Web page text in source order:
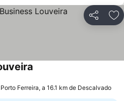
Partilhar
Porto Ferreira, a 16.1 km de Descalvado